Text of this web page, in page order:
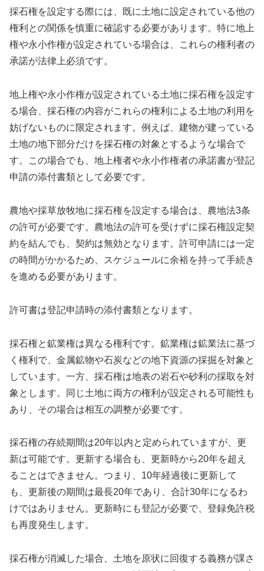
採石権を設定する際には、既に土地に設定されている他の
権利との関係を慎重に確認する必要があります。特に地上
権や永小作権が設定されている場合は、これらの権利者の
承諾が法律上必須です。
地上権や永小作権が設定されている土地に採石権を設定す
る場合、採石権の内容がこれらの権利による土地の利用を
妨げないものに限定されます。例えば、建物が建っている
土地の地下部分だけを採石権の対象とするような場合で
す。この場合でも、地上権者や永小作権者の承諾書が登記
申請の添付書類として必要です。
農地や採草放牧地に採石権を設定する場合は、農地法3条
の許可が必要です。農地法の許可を受けずに採石権設定契
約を結んでも、契約は無効となります。許可申請には一定
の時間がかかるため、スケジュールに余裕を持って手続き
を進める必要があります。
許可書は登記申請時の添付書類となります。
採石権と鉱業権は異なる権利です。鉱業権は鉱業法に基づ
く権利で、金属鉱物や石炭などの地下資源の採掘を対象と
しています。一方、採石権は地表の岩石や砂利の採取を対
象とします。同じ土地に両方の権利が設定される可能性も
あり、その場合は相互の調整が必要です。
採石権の存続期間は20年以内と定められていますが、更
新は可能です。更新する場合も、更新時から20年を超え
ることはできません。つまり、10年経過後に更新して
も、更新後の期間は最長20年であり、合計30年になるわ
けではありません。更新時にも登記が必要で、登録免許税
も再度発生します。
採石権が消滅した場合、土地を原状に回復する義務が課さ